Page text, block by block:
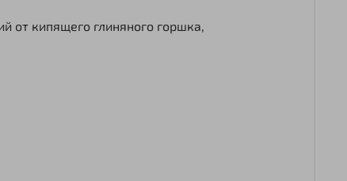
от кипящего глиняного горшка,